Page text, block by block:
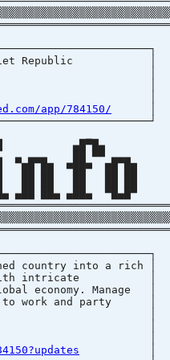
Soviet
Horse
08
: Steam
app/784150/
▄ ▄▄▄ ██ ▀▀
██ ██ ▀██▀ ██
██ ██ ██ ██
▄██ ██▄ ▄██▄
country into a
with
economy.
to work and
activity.